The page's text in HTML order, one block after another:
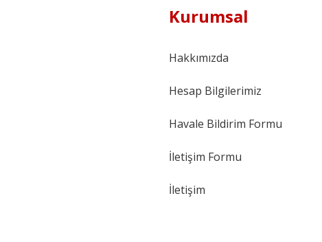
Kurumsal
Hakkımızda
Hesap Bilgilerimiz
Havale Bildirim Formu
İletişim Formu
İletişim